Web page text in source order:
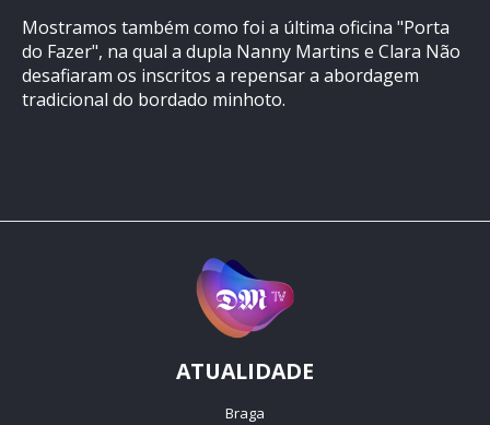
Mostramos também como foi a última oficina "Porta
do Fazer", na qual a dupla Nanny Martins e Clara Não
desafiaram os inscritos a repensar a abordagem
tradicional do bordado minhoto.
ATUALIDADE
Braga